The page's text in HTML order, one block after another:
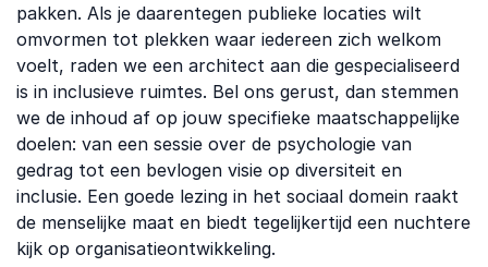
pakken. Als je daarentegen publieke locaties wilt
omvormen tot plekken waar iedereen zich welkom
voelt, raden we een architect aan die gespecialiseerd
is in inclusieve ruimtes. Bel ons gerust, dan stemmen
we de inhoud af op jouw specifieke maatschappelijke
doelen: van een sessie over de psychologie van
gedrag tot een bevlogen visie op diversiteit en
inclusie. Een goede lezing in het sociaal domein raakt
de menselijke maat en biedt tegelijkertijd een nuchtere
kijk op organisatieontwikkeling.